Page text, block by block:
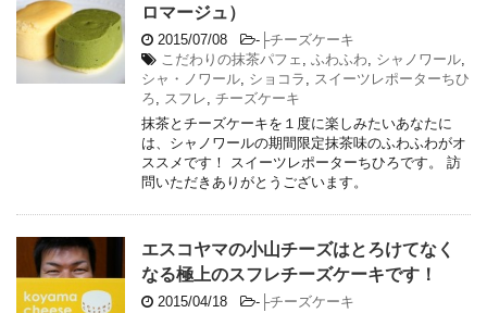
ロマージュ）
2015/07/08 - ├チーズケーキ
こだわりの抹茶パフェ , ふわふわ, シャノワール,
シャ・ノワール, ショコラ , スイーツレポーターちひ
ろ , スフレ, チーズケーキ
抹茶とチーズケーキを１度に楽しみたいあなたに
は、シャノワールの期間限定抹茶味のふわふわがオ
ススメです！ スイーツレポーターちひろです。 訪
問いただきありがとうございます。
エスコヤマの小山チーズはとろけてなく
なる極上のスフレチーズケーキです！
2015/04/18 - ├チーズケーキ